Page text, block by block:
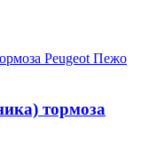
тормоза